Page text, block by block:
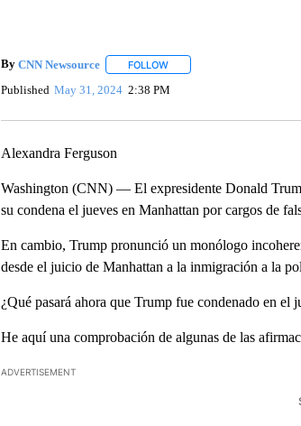
By CNN Newsource FOLLOWFOLLOW "" TO RECEIVE
Published May 31, 2024 2:38 PM
Alexandra Ferguson
Washington (CNN) — El expresidente Donald
su condena el jueves en Manhattan por cargos de
En cambio, Trump pronunció un monólogo
desde el juicio de Manhattan a la inmigración a la
¿Qué pasará ahora que Trump fue condenado en el
He aquí una comprobación de algunas de las
ADVERTISEMENT